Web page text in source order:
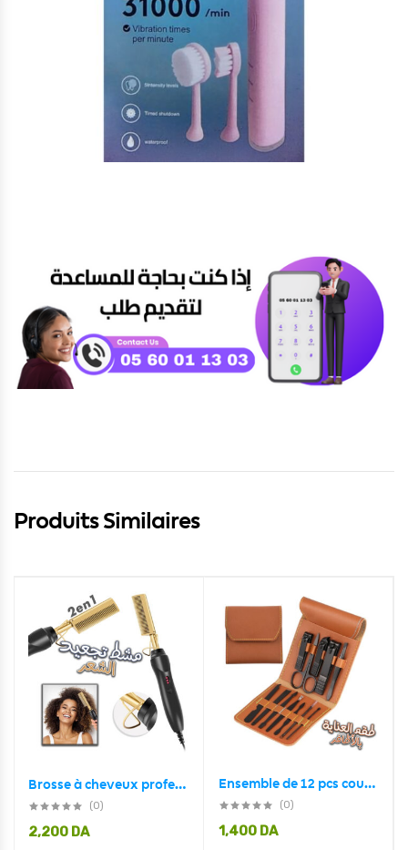
Produits Similaires
Brosse à cheveux professionnel électrique en alliage d’aluminium 2en1 pour cheveux secs ou mouillés
(0)
2,200 DA
Ensemble de 12 pcs coupe-ongles professionnel en acier inoxydable
(0)
1,400 DA